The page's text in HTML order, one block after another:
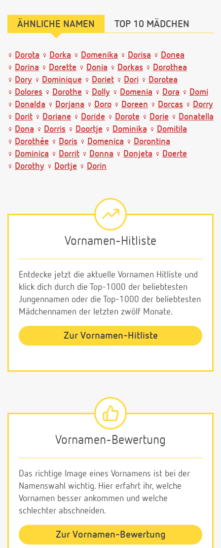
ÄHNLICHE NAMEN TOP 10 MÄDCHEN
Dorota Dorka Domenika Dorisa
Donea
Dorina
Dorette Donia Dorkas
Dorothea
Dory
Dominique Doriet Dori
Dorotea
Dolores
Dorothe Dolly Domenia Dora
Domi
Donalda
Dorjana Doro Doreen Dorcas
Dorry
Dorit
Doriane Doride Dorote Dorie
Donatella
Dona
Dorris Doortje Dominika
Domitila
Dorothée
Doris Domenica
Dorontina
Dominica
Dorrit Donna Donjeta
Doerte
Dorothy
Dortje Dorin
Vornamen-Hitliste
Entdecke jetzt die aktuelle Vornamen Hitliste und
klick dich durch die Top-1000 der beliebtesten
Jungennamen oder die Top-1000 der beliebtesten
Mädchennamen der letzten zwölf Monate.
Zur Vornamen-Hitliste
Vornamen-Bewertung
Das richtige Image eines Vornamens ist bei der
Namenswahl wichtig. Hier erfahrt ihr, welche
Vornamen besser ankommen und welche
schlechter abschneiden.
Zur Vornamen-Bewertung